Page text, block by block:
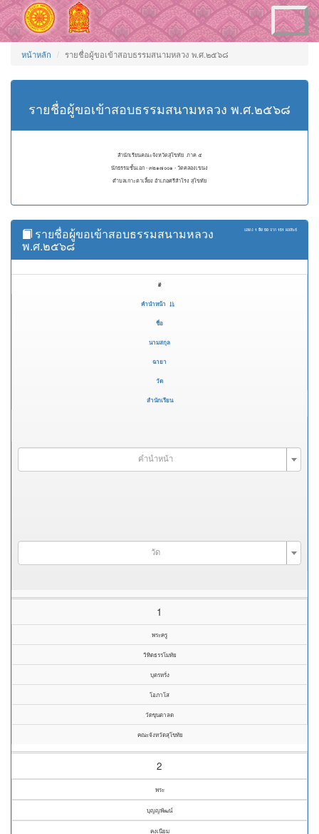
Toggle
navigation
หน้าหลัก รายชื่อผู้ขอเข้าสอบธรรมสนามหลวง พ.ศ.๒๕๖๘
รายชื่อผู้ขอเข้าสอบธรรมสนามหลวง พ.ศ.๒๕๖๘
สำนักเรียนคณะจังหวัดสุโขทัย ภาค ๕
นักธรรมชั้นเอก - ๓๒๑๗๐๐๑ - วัดคลองเขนง
ตำบลเกาะตาเลี้ยง อำเภอศรีสำโรง สุโขทัย
แสดง 1 ถึง 50 จาก 151 ผลลัพธ์
รายชื่อผู้ขอเข้าสอบธรรมสนามหลวง
พ.ศ.๒๕๖๘
#
คำนำหน้า
ชื่อ
นามสกุล
ฉายา
วัด
สำนักเรียน
คำนำหน้า
วัด
1
พระครู
วิทิตธรรโมทัย
บุตรหรั่ง
โอภาโส
วัดขุนตาลด
คณะจังหวัดสุโขทัย
2
พระ
บุญญพัฒน์
คงเนียม